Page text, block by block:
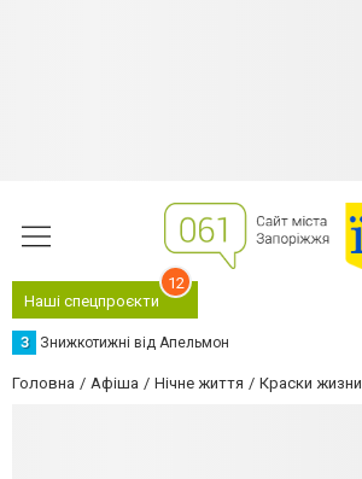
Наші спецпроєкти
12
З Знижкотижні від Апельмон
Головна Афіша Нічне життя Краски жизни